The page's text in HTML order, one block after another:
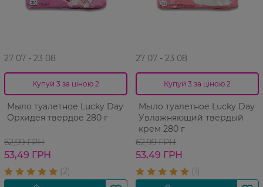
27 07 - 23 08
Купуй 3 за ціною 2
Мыло туалетное Lucky Day
Орхидея твердое 280 г
62,99 ГРН
53,49 ГРН
27 07 - 23 08
Купуй 3 за ціною 2
Мыло туалетное Lucky Day
Увлажняющий твердый
крем 280 г
62,99 ГРН
53,49 ГРН